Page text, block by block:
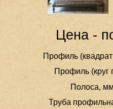
Цена -
Профиль (квадрат
Профиль (круг
Полоса,
Труба